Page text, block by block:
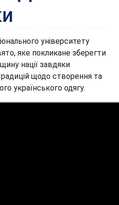
університету
яке покликане зберегти
нації завдяки
щодо створення та
українського одягу.